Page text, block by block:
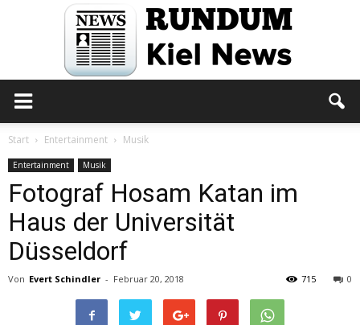
Kiel
Start Entertainment Musik
Entertainment Musik
Fotograf Hosam Katan im
Haus der Universität
Düsseldorf
Von Evert Schindler - Februar 20, 2018 0
715